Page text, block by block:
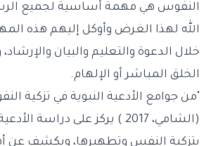
النفوس هي مهمة أساسية لجميع
الله لهذا الغرض وأوكل إليهم هذه
خلال الدعوة والتعليم والبيان
الخلق المباشر أو الإلهام.
"من جوامع الأدعية النبوية في تزكية
(الشامي، 2017 ) يركز على دراسة
بتزكية النفس وتطهيرها، ويكشف عن